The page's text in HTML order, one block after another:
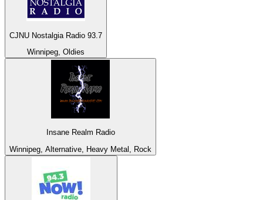
CJNU Nostalgia Radio 93.7
Winnipeg, Oldies
Insane Realm Radio
Winnipeg, Alternative, Heavy Metal, Rock